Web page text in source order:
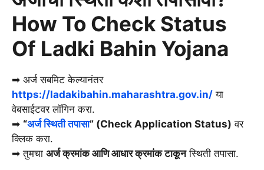
How To Check Status
Of Ladki Bahin Yojana
➡ अर्ज सबमिट केल्यानंतर
https://ladakibahin.maharashtra.gov.in/ या
वेबसाईटवर लॉगिन करा.
➡ “अर्ज स्थिती तपासा” (Check Application Status) वर
क्लिक करा.
➡ तुमचा अर्ज क्रमांक आणि आधार क्रमांक टाकूनस्थिती तपासा.